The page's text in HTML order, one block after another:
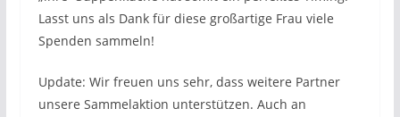
Lasst uns als Dank für diese großartige Frau viele
Spenden sammeln!
Update: Wir freuen uns sehr, dass weitere Partner
unsere Sammelaktion unterstützen. Auch an